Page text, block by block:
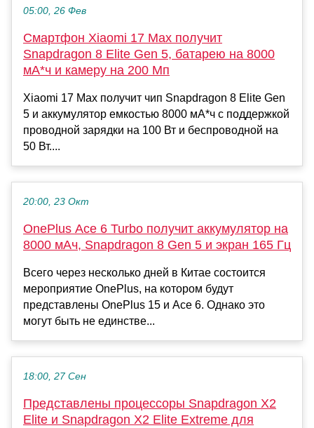
05:00, 26 Фев
Смартфон Xiaomi 17 Max получит
Snapdragon 8 Elite Gen 5, батарею на 8000
мА*ч и камеру на 200 Мп
Xiaomi 17 Max получит чип Snapdragon 8 Elite Gen
5 и аккумулятор емкостью 8000 мА*ч с поддержкой
проводной зарядки на 100 Вт и беспроводной на
50 Вт....
20:00, 23 Окт
OnePlus Ace 6 Turbo получит аккумулятор на
8000 мАч, Snapdragon 8 Gen 5 и экран 165 Гц
Всего через несколько дней в Китае состоится
мероприятие OnePlus, на котором будут
представлены OnePlus 15 и Ace 6. Однако это
могут быть не единстве...
18:00, 27 Сен
Представлены процессоры Snapdragon X2
Elite и Snapdragon X2 Elite Extreme для